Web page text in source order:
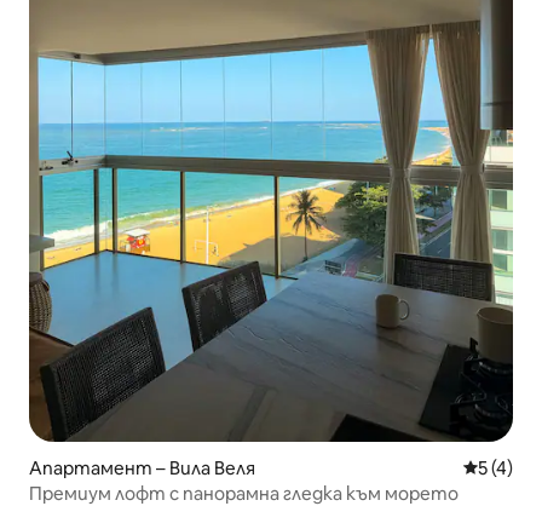
Апартамент – Вила Веля Средна
5 (4)
Премиум лофт с панорамна гледка към морето